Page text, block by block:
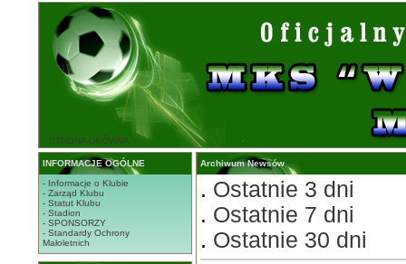
STRONA GŁÓWNA
INFORMACJE OGÓLNE
- Informacje o Klubie
- Zarząd Klubu
- Statut Klubu
- Stadion
- SPONSORZY
- Standardy Ochrony
Małoletnich
Archiwum Newsów
. Ostatnie 3 dni
. Ostatnie 7 dni
. Ostatnie 30 dni